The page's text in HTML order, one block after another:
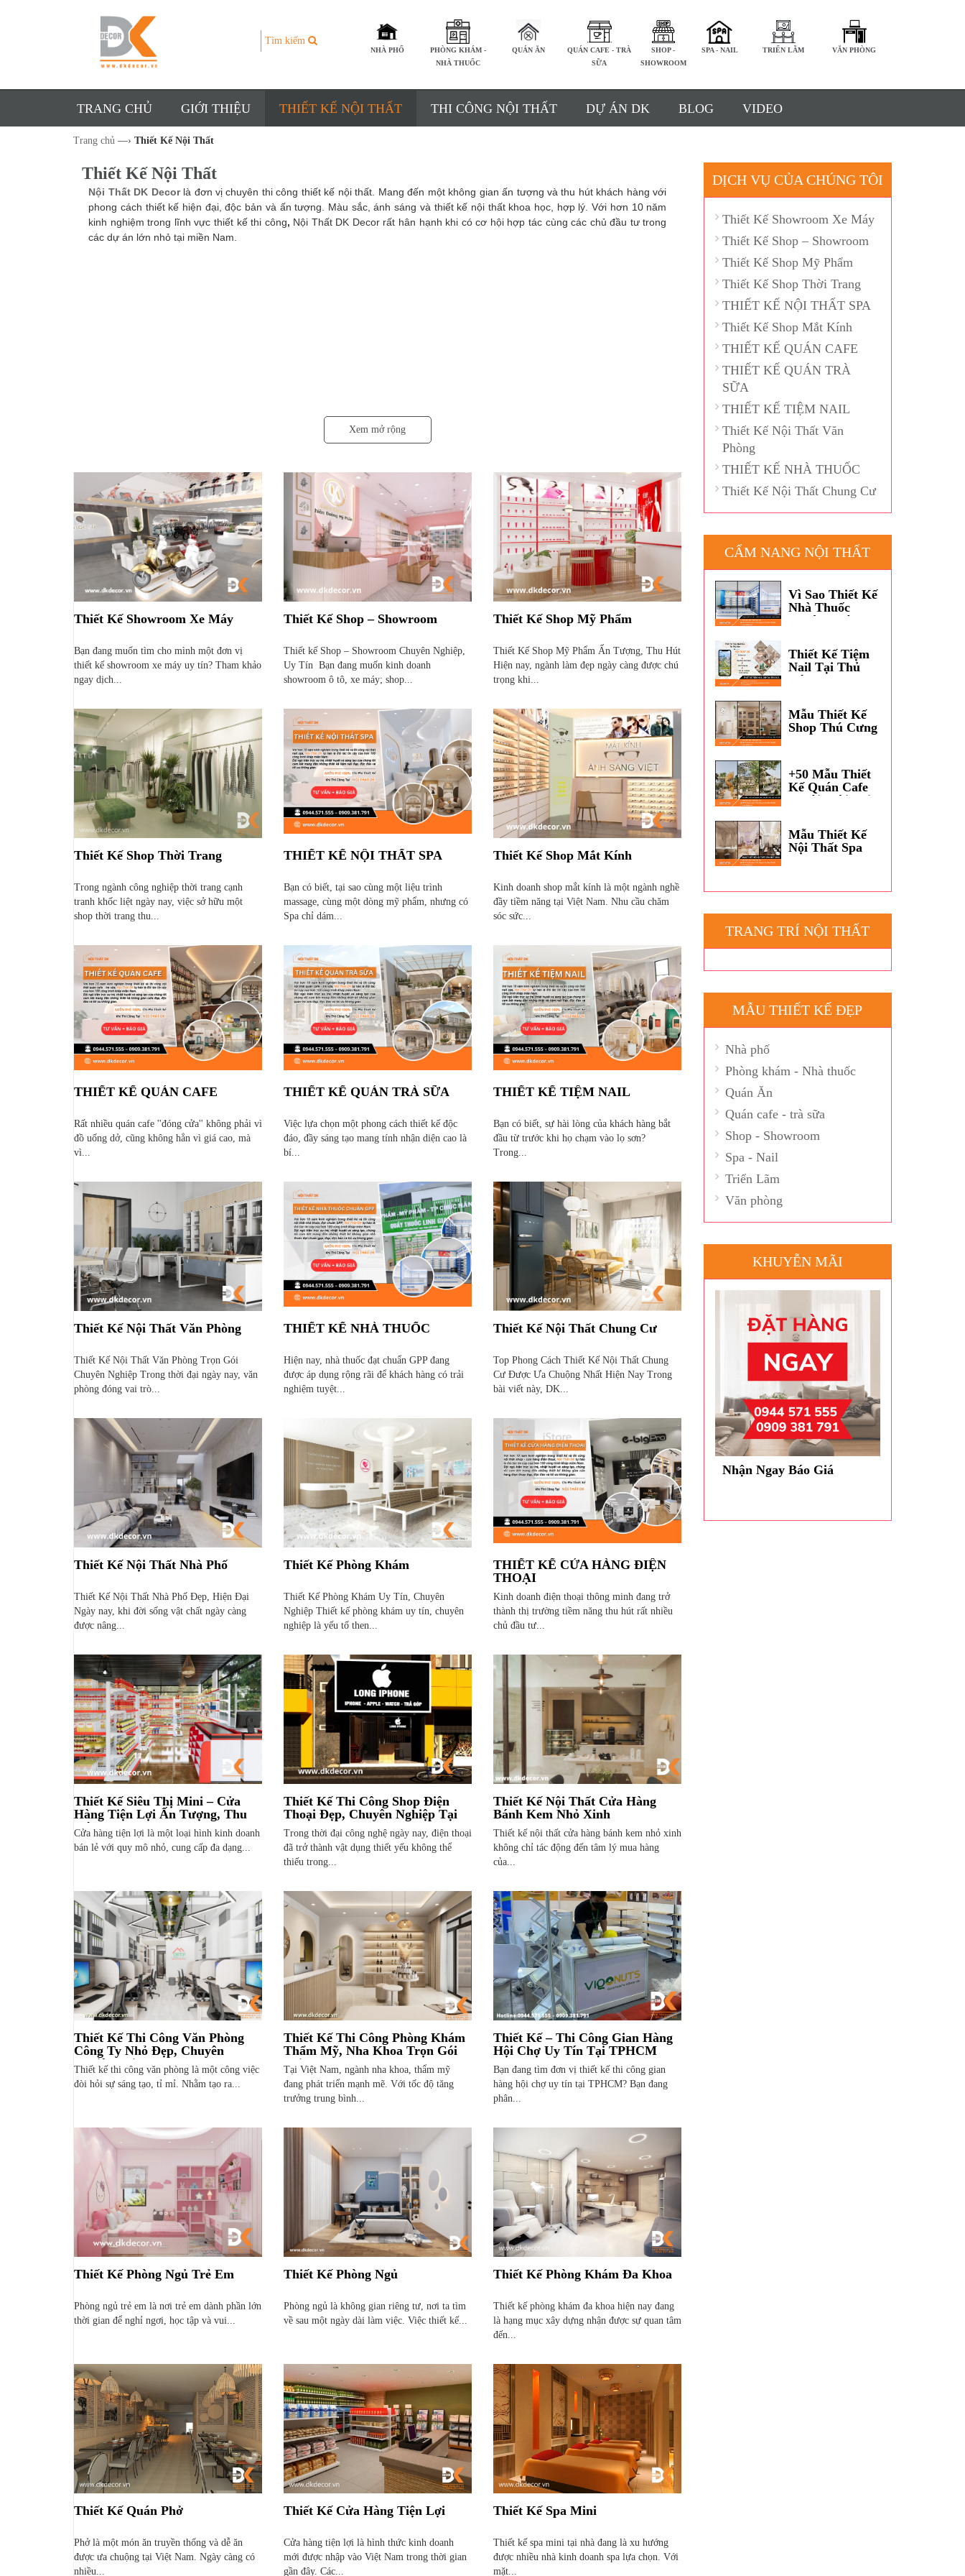
Tìm kiếm
NHÀ PHỐ
PHÒNG KHÁM -
NHÀ THUỐC
QUÁN ĂN
QUÁN CAFE - TRÀ
SỮA
SHOP -
SHOWROOM
SPA - NAIL TRIỂN LÃM VĂN PHÒNG
TRANG CHỦ GIỚI THIỆU THIẾT KẾ NỘI THẤT THI CÔNG NỘI THẤT DỰ ÁN DK BLOG VIDEO
Trang chủ —› Thiết Kế Nội Thất
Thiết Kế Nội Thất
Nội Thất DK Decorlà đơn vị chuyên thi công thiết kế nội thất. Mang đến một không gian ấn tượng và thu hút khách hàng với
phong cách thiết kế hiện đại, độc bản và ấn tượng. Màu sắc, ánh sáng và thiết kế nội thất khoa học, hợp lý. Với hơn 10 năm
kinh nghiệm trong lĩnh vực thiết kế thi công, Nội Thất DK Decor rất hân hạnh khi có cơ hội hợp tác cùng các chủ đầu tư trong
các dự án lớn nhỏ tại miền Nam.
Xem mở rộng
Thiết Kế Showroom Xe Máy
Bạn đang muốn tìm cho mình một đơn vị
thiết kế showroom xe máy uy tín? Tham khảo
ngay dịch...
Thiết Kế Shop – Showroom
Thiết kế Shop – Showroom Chuyên Nghiệp,
Uy Tín Bạn đang muốn kinh doanh
showroom ô tô, xe máy; shop...
Thiết Kế Shop Mỹ Phẩm
Thiết Kế Shop Mỹ Phẩm Ấn Tượng, Thu Hút
Hiện nay, ngành làm đẹp ngày càng được chú
trọng khi...
Thiết Kế Shop Thời Trang
Trong ngành công nghiệp thời trang cạnh
tranh khốc liệt ngày nay, việc sở hữu một
shop thời trang thu...
THIẾT KẾ NỘI THẤT SPA
Bạn có biết, tại sao cùng một liệu trình
massage, cùng một dòng mỹ phẩm, nhưng có
Spa chỉ dám...
Thiết Kế Shop Mắt Kính
Kinh doanh shop mắt kính là một ngành nghề
đầy tiềm năng tại Việt Nam. Nhu cầu chăm
sóc sức...
THIẾT KẾ QUÁN CAFE
Rất nhiều quán cafe ''đóng cửa'' không phải vì
đồ uống dở, cũng không hẳn vì giá cao, mà
vì...
THIẾT KẾ QUÁN TRÀ SỮA
Việc lựa chọn một phong cách thiết kế độc
đáo, đầy sáng tạo mang tính nhận diện cao là
bí...
THIẾT KẾ TIỆM NAIL
Bạn có biết, sự hài lòng của khách hàng bắt
đầu từ trước khi họ chạm vào lọ sơn?
Trong...
Thiết Kế Nội Thất Văn Phòng
Thiết Kế Nội Thất Văn Phòng Trọn Gói
Chuyên Nghiệp Trong thời đại ngày nay, văn
phòng đóng vai trò...
THIẾT KẾ NHÀ THUỐC
Hiện nay, nhà thuốc đạt chuẩn GPP đang
được áp dụng rộng rãi để khách hàng có trải
nghiệm tuyệt...
Thiết Kế Nội Thất Chung Cư
Top Phong Cách Thiết Kế Nội Thất Chung
Cư Được Ưa Chuộng Nhất Hiện Nay Trong
bài viết này, DK...
Thiết Kế Nội Thất Nhà Phố
Thiết Kế Nội Thất Nhà Phố Đẹp, Hiện Đại
Ngày nay, khi đời sống vật chất ngày càng
được nâng...
Thiết Kế Phòng Khám
Thiết Kế Phòng Khám Uy Tín, Chuyên
Nghiệp Thiết kế phòng khám uy tín, chuyên
nghiệp là yếu tố then...
THIẾT KẾ CỬA HÀNG ĐIỆN
THOẠI
Kinh doanh điện thoại thông minh đang trở
thành thị trường tiềm năng thu hút rất nhiều
chủ đầu tư...
Thiết Kế Siêu Thị Mini – Cửa
Hàng Tiện Lợi Ấn Tượng, Thu
Hút
Cửa hàng tiện lợi là một loại hình kinh doanh
bán lẻ với quy mô nhỏ, cung cấp đa dạng...
Thiết Kế Thi Công Shop Điện
Thoại Đẹp, Chuyên Nghiệp Tại
TPHCM
Trong thời đại công nghệ ngày nay, điện thoại
đã trở thành vật dụng thiết yếu không thể
thiếu trong...
Thiết Kế Nội Thất Cửa Hàng
Bánh Kem Nhỏ Xinh
Thiết kế nội thất cửa hàng bánh kem nhỏ xinh
không chỉ tác động đến tâm lý mua hàng
của...
Thiết Kế Thi Công Văn Phòng
Công Ty Nhỏ Đẹp, Chuyên
Nghiệp Tại HCM
Thiết kế thi công văn phòng là một công việc
đòi hỏi sự sáng tạo, tỉ mỉ. Nhằm tạo ra...
Thiết Kế Thi Công Phòng Khám
Thẩm Mỹ, Nha Khoa Trọn Gói
Tại TPHCM
Tại Việt Nam, ngành nha khoa, thẩm mỹ
đang phát triển mạnh mẽ. Với tốc độ tăng
trưởng trung bình...
Thiết Kế – Thi Công Gian Hàng
Hội Chợ Uy Tín Tại TPHCM
Bạn đang tìm đơn vị thiết kế thi công gian
hàng hội chợ uy tín tại TPHCM? Bạn đang
phân...
Thiết Kế Phòng Ngủ Trẻ Em
Phòng ngủ trẻ em là nơi trẻ em dành phần lớn
thời gian để nghỉ ngơi, học tập và vui...
Thiết Kế Phòng Ngủ
Phòng ngủ là không gian riêng tư, nơi ta tìm
về sau một ngày dài làm việc. Việc thiết kế...
Thiết Kế Phòng Khám Đa Khoa
Thiết kế phòng khám đa khoa hiện nay đang
là hạng mục xây dựng nhận được sự quan tâm
đến...
Thiết Kế Quán Phở
Phở là một món ăn truyền thống và dễ ăn
được ưa chuộng tại Việt Nam. Ngày càng có
nhiều...
Thiết Kế Cửa Hàng Tiện Lợi
Cửa hàng tiện lợi là hình thức kinh doanh
mới được nhập vào Việt Nam trong thời gian
gần đây. Các...
Thiết Kế Spa Mini
Thiết kế spa mini tại nhà đang là xu hướng
được nhiều nhà kinh doanh spa lựa chọn. Với
mặt...
DỊCH VỤ CỦA CHÚNG TÔI
Thiết Kế Showroom Xe Máy
Thiết Kế Shop – Showroom
Thiết Kế Shop Mỹ Phẩm
Thiết Kế Shop Thời Trang
THIẾT KẾ NỘI THẤT SPA
Thiết Kế Shop Mắt Kính
THIẾT KẾ QUÁN CAFE
THIẾT KẾ QUÁN TRÀ
SỮA
THIẾT KẾ TIỆM NAIL
Thiết Kế Nội Thất Văn
Phòng
THIẾT KẾ NHÀ THUỐC
Thiết Kế Nội Thất Chung Cư
CẨM NANG NỘI THẤT
Vì Sao Thiết Kế
Nhà Thuốc
Thường Dùng
Dương?
Thiết Kế Tiệm
Nail Tại Thủ
Đức
Mẫu Thiết Kế
Shop Thú Cưng
+50 Mẫu Thiết
Kế Quán Cafe
Ngoài Trời Tại
Mẫu Thiết Kế
Nội Thất Spa
TRANG TRÍ NỘI THẤT
MẪU THIẾT KẾ ĐẸP
Nhà phố
Phòng khám - Nhà thuốc
Quán Ăn
Quán cafe - trà sữa
Shop - Showroom
Spa - Nail
Triển Lãm
Văn phòng
KHUYỄN MÃI
Nhận Ngay Báo Giá